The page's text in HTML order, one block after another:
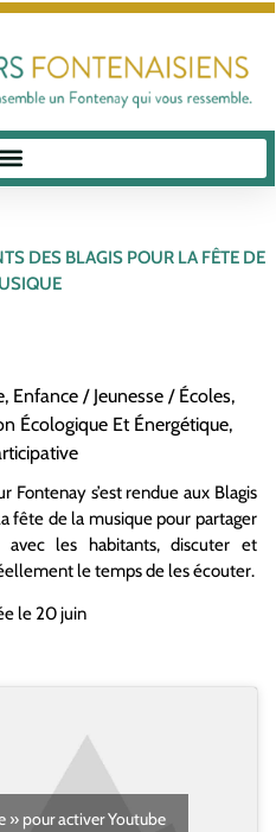
DES BLAGIS POUR LA FÊTE DE
, Enfance / Jeunesse / Écoles,
Écologique Et Énergétique,
Fontenay s’est rendue aux Blagis
fête de la musique pour partager
les habitants, discuter et
le temps de les écouter.
le 20 juin
» pour activer Youtube